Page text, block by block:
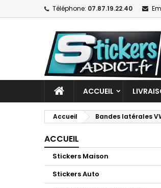
Téléphone: 07.87.19.22.40
ACCUEIL
Accueil Bandes latérales
ACCUEIL
Stickers Maison
Stickers Auto